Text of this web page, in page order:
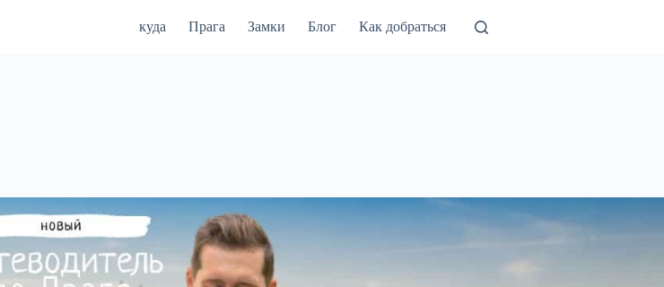
куда Прага Замки Блог Как добраться